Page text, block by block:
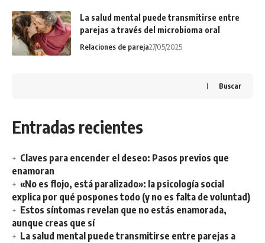
La salud mental puede transmitirse entre
parejas a través del microbioma oral
Relaciones de pareja27/05/2025
Buscar
Entradas recientes
Claves para encender el deseo: Pasos previos que
enamoran
«No es flojo, está paralizado»: la psicología social
explica por qué pospones todo (y no es falta de voluntad)
Estos síntomas revelan que no estás enamorada,
aunque creas que sí
La salud mental puede transmitirse entre parejas a